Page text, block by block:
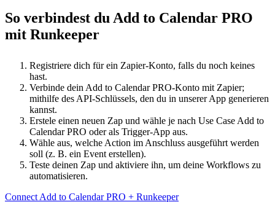
So verbindest du Add to Calendar PRO
mit Runkeeper
Registriere dich für ein Zapier-Konto, falls du noch keines
hast.
Verbinde dein Add to Calendar PRO-Konto mit Zapier;
mithilfe des API-Schlüssels, den du in unserer App generieren
kannst.
Erstele einen neuen Zap und wähle je nach Use Case Add to
Calendar PRO oder als Trigger-App aus.
Wähle aus, welche Action im Anschluss ausgeführt werden
soll (z. B. ein Event erstellen).
Teste deinen Zap und aktiviere ihn, um deine Workflows zu
automatisieren.
Connect Add to Calendar PRO + Runkeeper